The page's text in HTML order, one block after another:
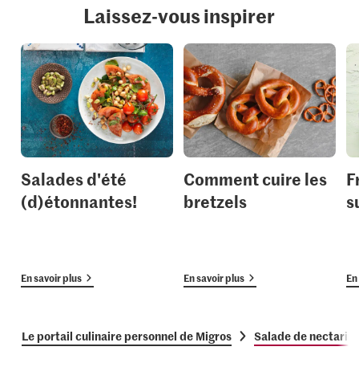
Laissez-vous inspirer
Salades d'été
(d)étonnantes!
En savoir plus
Comment cuire les
bretzels
En savoir plus
Le portail culinaire personnel de Migros Salade de